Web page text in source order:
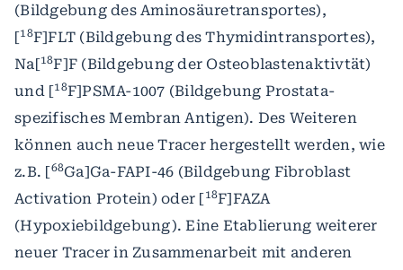
(Bildgebung des Aminosäuretransportes),
[18F]FLT (Bildgebung des Thymidintransportes),
Na[18F]F (Bildgebung der Osteoblastenaktivtät)
und [18F]PSMA-1007 (Bildgebung Prostata-
spezifisches Membran Antigen). Des Weiteren
können auch neue Tracer hergestellt werden, wie
z.B. [68Ga]Ga-FAPI-46 (Bildgebung Fibroblast
Activation Protein) oder [18F]FAZA
(Hypoxiebildgebung). Eine Etablierung weiterer
neuer Tracer in Zusammenarbeit mit anderen